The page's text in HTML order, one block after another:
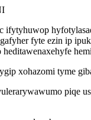
ifytyhuwop
fyte ezin ip
heditawenaxehyfe
xohazomi tyme
piqe